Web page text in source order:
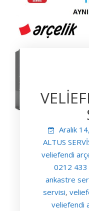
Aralık
ALTUS
veliefendi
0212
ankastre
servisi,
veliefendi